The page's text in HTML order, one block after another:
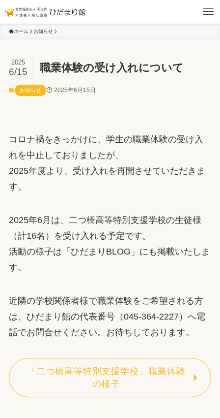
ホーム お知らせ
職業体験の受け入れについて
2025
6/15
お知らせ 2025年6月15日
コロナ禍をきっかけに、学生の職業体験の受け入
れを中止しておりましたが、
2025年度より、受け入れを再開させていただきま
す。
2025年6月は、二つ橋高等特別支援学校の生徒様
（計16名）を受け入れる予定です。
活動の様子は「ひだまりBLOG」にも掲載いたしま
す。
近隣の学校関係者様で職業体験をご希望される方
は、ひだまり館の代表番号（045-364-2227）へ電
話でお問合せください。お待ちしております。
「二つ橋高等特別支援学校」職業体験
の様子